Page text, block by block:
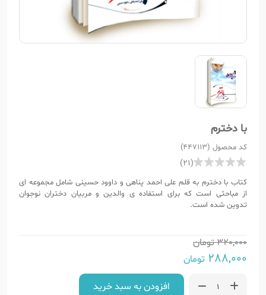
با دخترم
کد محصول (447113)
(21)
کتاب با دخترم به قلم علی احمد پناهی و داوود حسینی شامل مجموعه ای
از مباحثی است که برای استفاده ی والدین و مربیان دختران نوجوان
تدوین شده است.
320,000تومان
288,000 تومان
افزودن به سبد خرید